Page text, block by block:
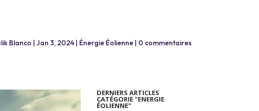
Blanco | Jan 3, 2024| Énergie Éolienne| 0 commentaires
DERNIERS ARTICLES
CATÉGORIE "ENERGIE
ÉOLIENNE"